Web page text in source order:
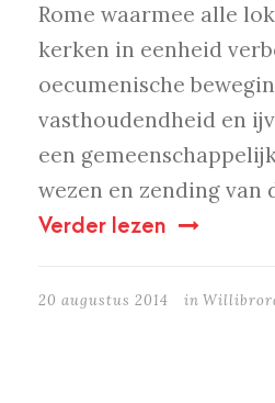
Rome waarmee alle
kerken in eenheid
oecumenische
vasthoudendheid en
een
wezen en zending van
Verder lezen
20 augustus 2014 in